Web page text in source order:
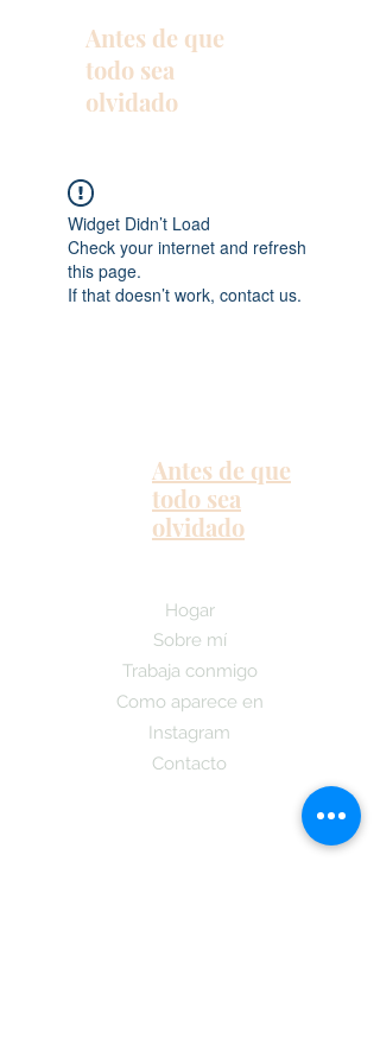
Antes de que
todo sea
olvidado
Widget Didn’t Load
Check your internet and refresh
this page.
If that doesn’t work, contact us.
Antes de que
todo sea
olvidado
Hogar
Sobre mí
Trabaja conmigo
Como aparece en
Instagram
Contacto
¡Suscríbete aquí y recibe las últimas